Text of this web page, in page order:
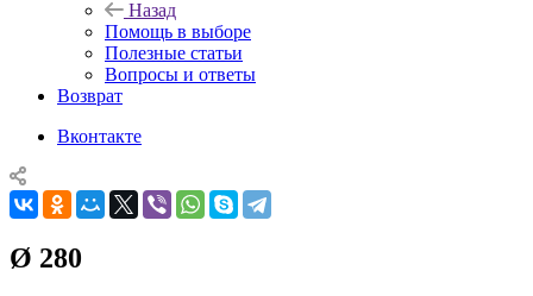
Назад
Помощь в выборе
Полезные статьи
Вопросы и ответы
Возврат
Вконтакте
Ø 280